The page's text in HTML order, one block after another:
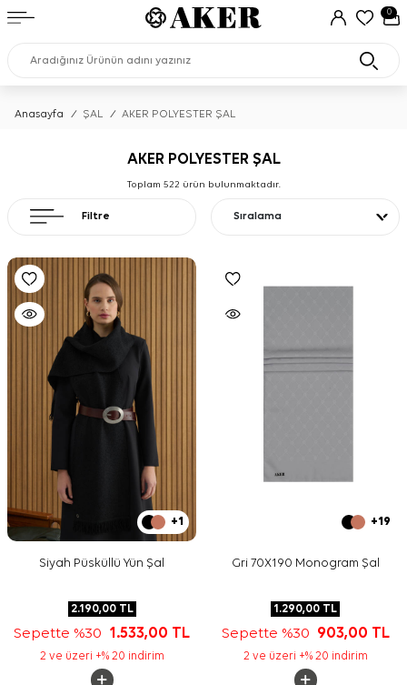
0
Anasayfa / ŞAL / AKER POLYESTER ŞAL
Filtre
AKER POLYESTER ŞAL
Toplam 522 ürün bulunmaktadır.
Sıralama
+1
Siyah Püsküllü Yün Şal
2.190,00TL
Sepette %30 1.533,00 TL
2 ve üzeri +% 20 indirim
+19
Gri 70X190 Monogram Şal
1.290,00 TL
Sepette %30 903,00 TL
2 ve üzeri +% 20 indirim